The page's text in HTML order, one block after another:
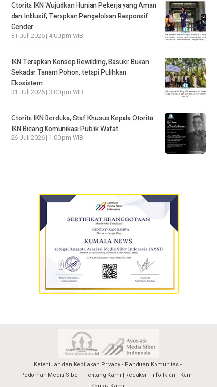
Otorita IKN Wujudkan Hunian Pekerja yang Aman
dan Inklusif, Terapkan Pengelolaan Responsif
Gender
31 Juli 2026 | 4:00 pm WIB
IKN Terapkan Konsep Rewilding, Basuki: Bukan
Sekadar Tanam Pohon, tetapi Pulihkan
Ekosistem
31 Juli 2026 | 3:00 pm WIB
Otorita IKN Berduka, Staf Khusus Kepala Otorita
IKN Bidang Komunikasi Publik Wafat
26 Juli 2026 | 1:00 pm WIB
Ketentuan dan Kebijakan Privacy
Panduan Komunitas
Pedoman Media Siber
Tentang Kami | Redaksi Info Iklan
Karir